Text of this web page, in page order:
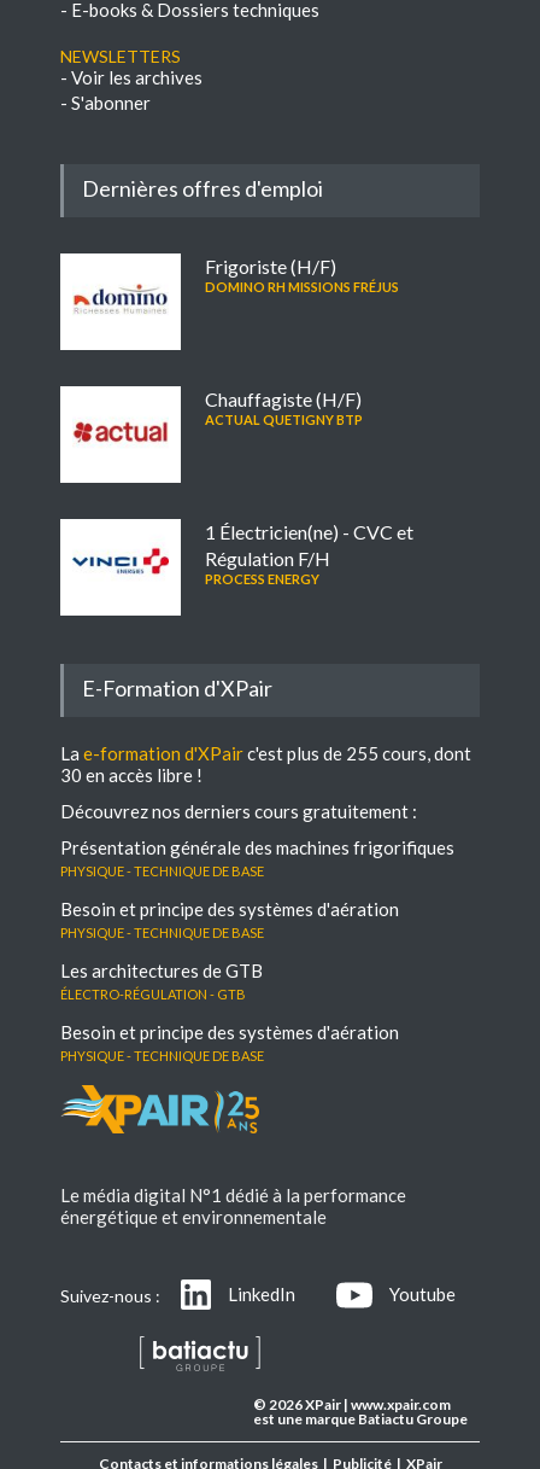
- E-books & Dossiers techniques
NEWSLETTERS
- Voir les archives
- S'abonner
Dernières offres d'emploi
Frigoriste (H/F)
DOMINO RH MISSIONS FRÉJUS
Chauffagiste (H/F)
ACTUAL QUETIGNY BTP
1 Électricien(ne) - CVC et
Régulation F/H
PROCESS ENERGY
E-Formation d'XPair
La e-formation d'XPairc'est plus de 255 cours, dont
30 en accès libre !
Découvrez nos derniers cours gratuitement :
Présentation générale des machines frigorifiques
Physique - Technique de base
Besoin et principe des systèmes d'aération
Physique - Technique de base
Les architectures de GTB
électro-régulation - GTB
Besoin et principe des systèmes d'aération
Physique - Technique de base
Le média digital N°1 dédié à la performance
énergétique et environnementale
Suivez-nous : LinkedIn Youtube
© 2026 XPair | www.xpair.com
est une marque Batiactu Groupe
Contacts et informations légales| Publicité| XPair